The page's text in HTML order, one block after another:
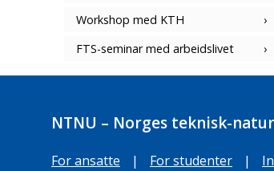
Workshop med KTH
FTS-seminar med arbeidslivet
NTNU – Norges teknisk-
For ansatte | For studenter |